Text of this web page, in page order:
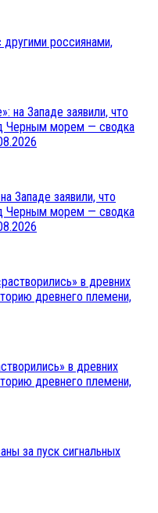
россиянами,
Западе заявили, что
Черным морем — сводка
в древних
древнего племени,